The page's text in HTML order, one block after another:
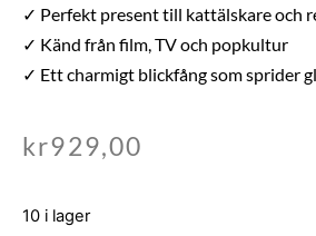
✓ Perfekt present till kattälskare och
✓ Känd från film, TV och popkultur
✓ Ett charmigt blickfång som sprider
kr929,00
10 i lager